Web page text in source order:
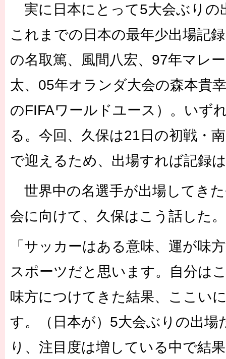
実に日本にとって5大会ぶりの
これまでの日本の最年少出場記
の名取篤、風間八宏、97年マレ
太、05年オランダ大会の森本貴
のFIFAワールドユース）。いず
る。今回、久保は21日の初戦・
で迎えるため、出場すれば記録
世界中の名選手が出場してき
会に向けて、久保はこう話した。
「サッカーはある意味、運が味
スポーツだと思います。自分は
味方につけてきた結果、ここい
す。（日本が）5大会ぶりの出場
り、注目度は増している中で結